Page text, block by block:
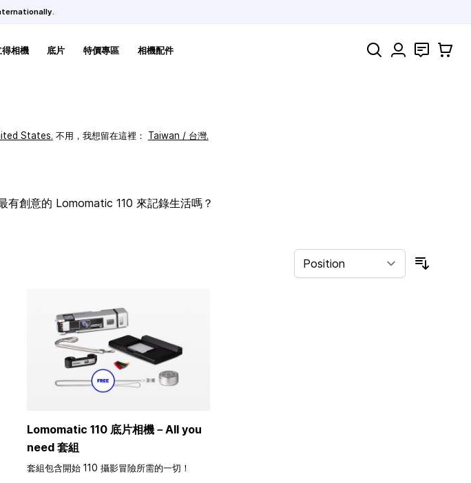
得相機 底片 特價專區 相機配件 Search 聯絡 購物車
States. 不用，我想留在這裡： Taiwan / 台灣.
有創意的 Lomomatic 110 來記錄生活嗎？
Lomomatic 110 底片相機－All you
need 套組
套組包含開始 110 攝影冒險所需的一切！